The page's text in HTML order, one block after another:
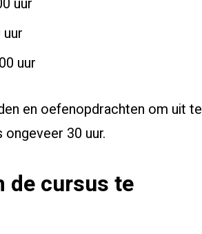
uur
en oefenopdrachten om uit te
30 uur.
de cursus te